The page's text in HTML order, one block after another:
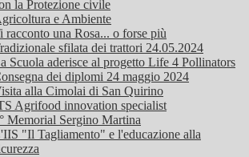
la Protezione civile
e Ambiente
racconto una Rosa... o forse più
sfilata dei trattori 24.05.2024
Scuola aderisce al progetto Life 4 Pollinators
dei diplomi 24 maggio 2024
alla Cimolai di San Quirino
Agrifood innovation specialist
Memorial Sergino Martina
"Il Tagliamento" e l'educazione alla